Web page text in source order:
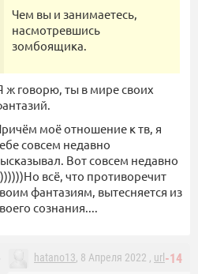
Чем вы и занимаетесь,
насмотревшись
зомбоящика.
ж говорю, ты в мире своих
моё отношение к тв, я
совсем недавно
Вот совсем недавно
всё, что противоречит
фантазиям, вытесняется из
сознания....
-14
hatano13, 8 Апреля 2022 , url